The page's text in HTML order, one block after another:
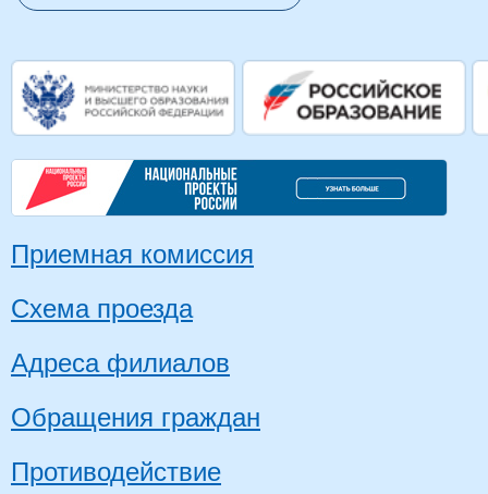
Приемная комиссия
Схема проезда
Адреса филиалов
Обращения граждан
Противодействие